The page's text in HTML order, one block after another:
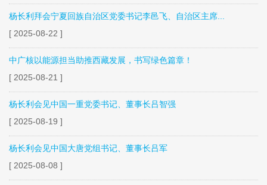
杨长利拜会宁夏回族自治区党委书记李邑飞、自治区主席...
[ 2025-08-22 ]
中广核以能源担当助推西藏发展，书写绿色篇章！
[ 2025-08-21 ]
杨长利会见中国一重党委书记、董事长吕智强
[ 2025-08-19 ]
杨长利会见中国大唐党组书记、董事长吕军
[ 2025-08-08 ]